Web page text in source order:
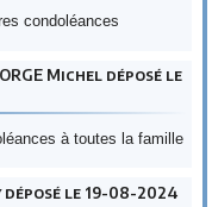
condoléances
Michel déposé le
à toutes la famille
le 19-08-2024